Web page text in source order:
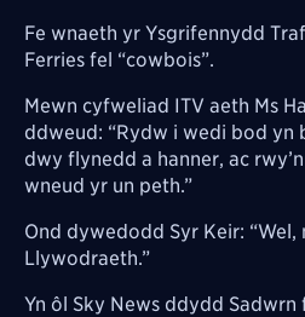
Fe wnaeth yr Ysgrifennydd
Ferries fel “cowbois”.
Mewn cyfweliad ITV aeth Ms
ddweud: “Rydw i wedi bod yn
dwy flynedd a hanner, ac
wneud yr un peth.”
Ond dywedodd Syr Keir: “Wel,
Llywodraeth.”
Yn ôl Sky News ddydd